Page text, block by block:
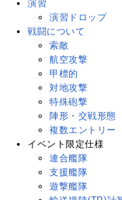
演習
演習ドロップ
戦闘について
索敵
航空攻撃
甲標的
対地攻撃
特殊砲撃
陣形・交戦形態
複数エントリー
イベント限定仕様
連合艦隊
支援艦隊
遊撃艦隊